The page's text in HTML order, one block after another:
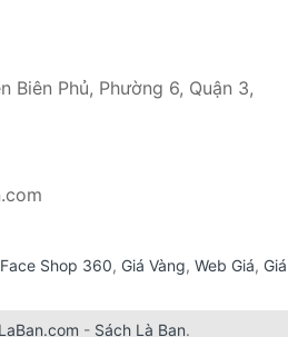
Biên Phủ, Phường 6, Quận 3,
Shop 360, Giá Vàng, Web Giá, Giá
- Sách Là Bạn.